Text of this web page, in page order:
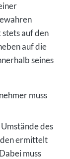
auf den
auf die
seines
muss
des
ermittelt
muss